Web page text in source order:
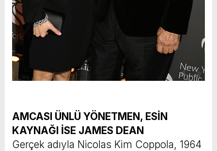
AMCASI ÜNLÜ YÖNETMEN, ESİN
KAYNAĞI İSE JAMES DEAN
Gerçek adıyla Nicolas Kim Coppola, 1964